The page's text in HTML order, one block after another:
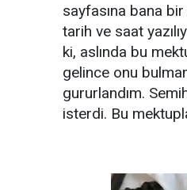
sayfasına bana
tarih ve saat
ki, aslında bu
gelince onu
gururlandım.
isterdi. Bu